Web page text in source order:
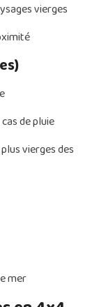
vierges
de pluie
vierges des
mer